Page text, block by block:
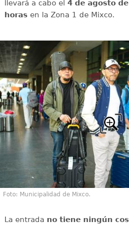
llevará a cabo el 4 de agosto
horasen la Zona 1 de Mixco.
Foto: Municipalidad de Mixco.
La entrada no tiene ningún